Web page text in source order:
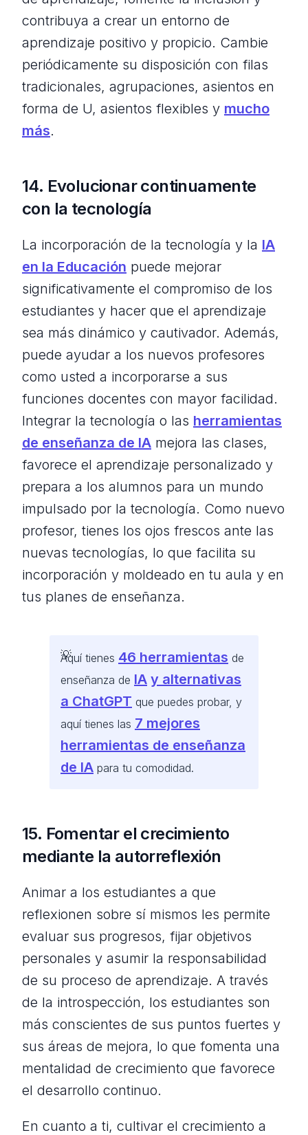
contribuya a crear un entorno de
aprendizaje positivo y propicio. Cambie
periódicamente su disposición con filas
tradicionales, agrupaciones, asientos en
forma de U, asientos flexibles y mucho
más.
14. Evolucionar continuamente
con la tecnología
La incorporación de la tecnología y la IA
en la Educación puede mejorar
significativamente el compromiso de los
estudiantes y hacer que el aprendizaje
sea más dinámico y cautivador. Además,
puede ayudar a los nuevos profesores
como usted a incorporarse a sus
funciones docentes con mayor facilidad.
Integrar la tecnología o las herramientas
de enseñanza de IA mejora las clases,
favorece el aprendizaje personalizado y
prepara a los alumnos para un mundo
impulsado por la tecnología. Como nuevo
profesor, tienes los ojos frescos ante las
nuevas tecnologías, lo que facilita su
incorporación y moldeado en tu aula y en
tus planes de enseñanza.
Aquí tienes 46 herramientas de
enseñanza de IA y alternativas
a ChatGPT que puedes probar, y
aquí tienes las 7 mejores
herramientas de enseñanza
de IA para tu comodidad.
15. Fomentar el crecimiento
mediante la autorreflexión
Animar a los estudiantes a que
reflexionen sobre sí mismos les permite
evaluar sus progresos, fijar objetivos
personales y asumir la responsabilidad
de su proceso de aprendizaje. A través
de la introspección, los estudiantes son
más conscientes de sus puntos fuertes y
sus áreas de mejora, lo que fomenta una
mentalidad de crecimiento que favorece
el desarrollo continuo.
En cuanto a ti, cultivar el crecimiento a